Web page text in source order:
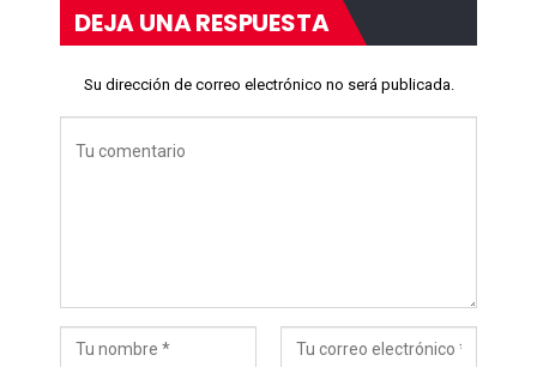
DEJA UNA RESPUESTA
Su dirección de correo electrónico no será publicada.